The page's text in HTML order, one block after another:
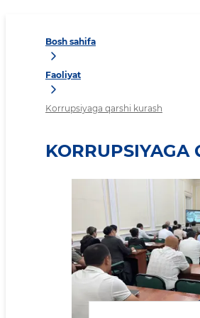
Bosh sahifa
Faoliyat
Korrupsiyaga qarshi kurash
KORRUPSIYAGA